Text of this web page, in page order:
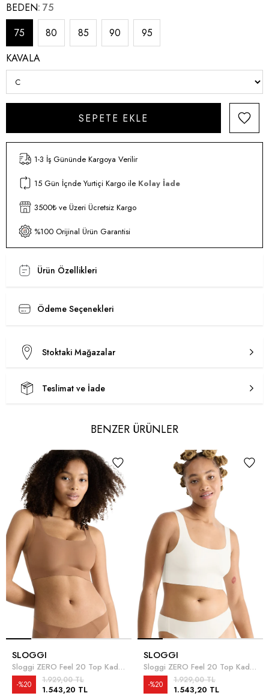
BEDEN 75
75
80 85 90
95
KAVALA
1-3 İş Gününde Kargoya Verilir
15 Gün İçnde Yurtiçi Kargo ile Kolay İade
3500₺ ve Üzeri Ücretsiz Kargo
%100 Orijinal Ürün Garantisi
Ürün Özellikleri
Ödeme Seçenekleri
Stoktaki Mağazalar
Teslimat ve İade
BENZER ÜRÜNLER
SLOGGI
Sloggi ZERO Feel 20 Top Kadın Sütyen Kahverengi
1.543,20 TL
1.929,00 TL
%20
SLOGGI
Sloggi ZERO Feel 20 Top Kadın Sütyen Beyaz
1.543,20 TL
1.929,00 TL
%20